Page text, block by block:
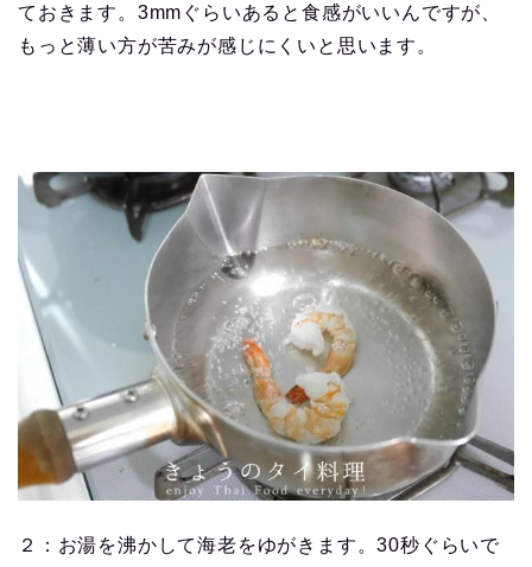
ておきます。3mmぐらいあると食感がいいんですが、
もっと薄い方が苦みが感じにくいと思います。
２：お湯を沸かして海老をゆがきます。30秒ぐらいで